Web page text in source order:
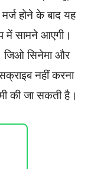
होने के बाद यह
में सामने आएगी।
जिओ सिनेमा और
नहीं करना
की जा सकती है।